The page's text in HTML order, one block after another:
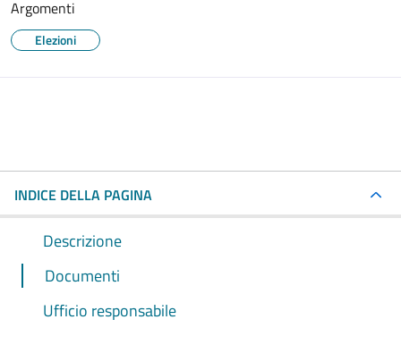
Argomenti
Elezioni
INDICE DELLA PAGINA
Descrizione
Documenti
Ufficio responsabile